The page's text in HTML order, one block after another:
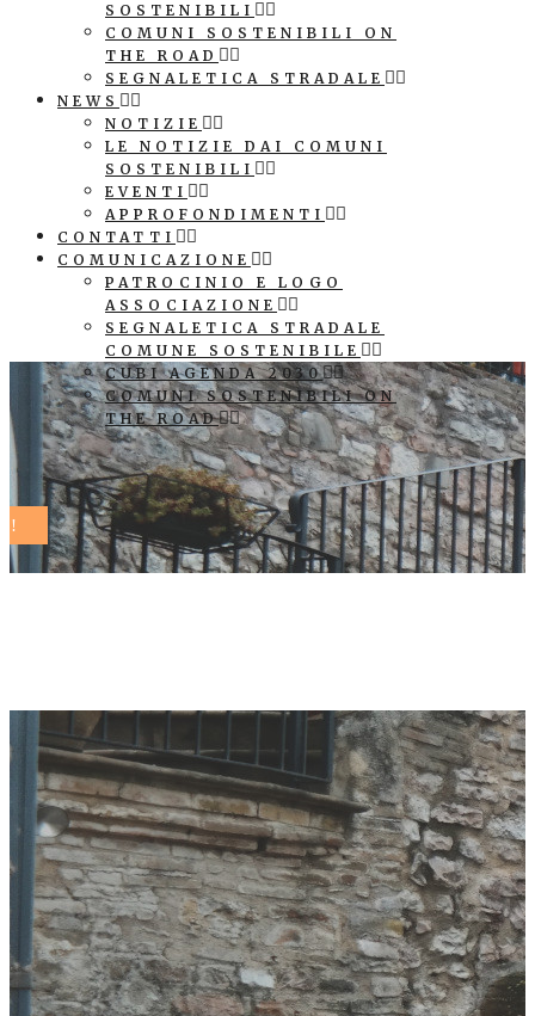
SOSTENIBILI
COMUNI SOSTENIBILI ON
THE ROAD
SEGNALETICA STRADALE
NEWS
NOTIZIE
LE NOTIZIE DAI COMUNI
SOSTENIBILI
EVENTI
APPROFONDIMENTI
CONTATTI
COMUNICAZIONE
PATROCINIO E LOGO
ASSOCIAZIONE
SEGNALETICA STRADALE
COMUNE SOSTENIBILE
CUBI AGENDA 2030
COMUNI SOSTENIBILI ON
THE ROAD